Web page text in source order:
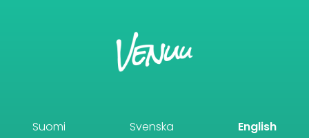
Suomi Svenska English